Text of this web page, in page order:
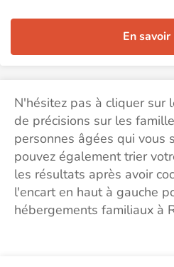
En
N'hésitez pas à cliquer sur
de précisions sur les
personnes âgées qui vous
pouvez également trier
les résultats après avoir
l'encart en haut à gauche
hébergements familiaux à